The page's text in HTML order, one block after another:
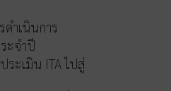
ดำเนินการ
ะจำปี
ระเมิน ITA ไปสู่